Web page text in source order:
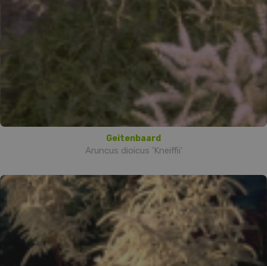
Geitenbaard
Aruncus dioicus 'Kneiffii'